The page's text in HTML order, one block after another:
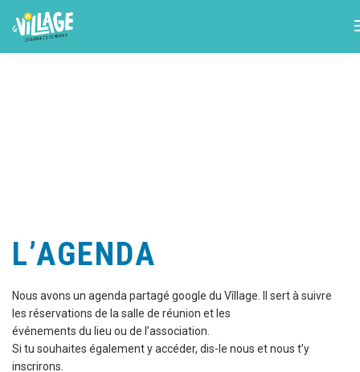
L’AGENDA
Nous avons un agenda partagé google du Vîllage. Il sert à suivre
les réservations de la salle de réunion et les
événements du lieu ou de l’association.
Si tu souhaites également y accéder, dis-le nous et nous t’y
inscrirons.